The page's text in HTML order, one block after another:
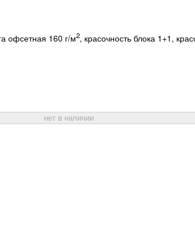
офсетная 160 г/м2, красочность блока 1+1,
нет в наличии